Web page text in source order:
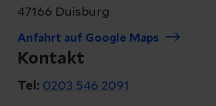
47166 Duisburg
Anfahrt auf Google Maps
Kontakt
Tel: 0203 546 2091